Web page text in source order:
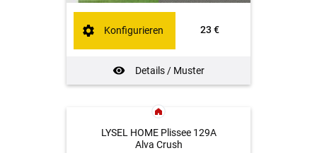
23 €
Details / Muster
Konfigurieren
LYSEL HOME Plissee 129A
Alva Crush